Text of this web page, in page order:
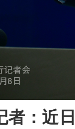
者：近